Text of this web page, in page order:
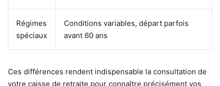
Régimes
spéciaux
Conditions variables, départ parfois
avant 60 ans
Ces différences rendent indispensable la consultation de
votre caisse de retraite pour connaître précisément vos